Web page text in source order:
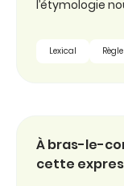
l’étymologie
Lexical
À bras-le-
cette